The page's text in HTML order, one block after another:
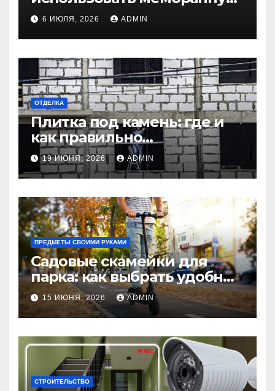
плёнку для
гидроизоляции крыши
дома
6 ИЮЛЯ, 2026 ADMIN
ОТДЕЛКА
Плитка под камень: где и
как правильно
использовать в интерьере
комнаты?
19 ИЮНЯ, 2026 ADMIN
ПРЕДМЕТЫ СВОИМИ РУКАМИ
Садовые скамейки для
парка: как выбрать удобные
и долговечные модели
Madmetal.ru
15 ИЮНЯ, 2026 ADMIN
СТРОИТЕЛЬСТВО